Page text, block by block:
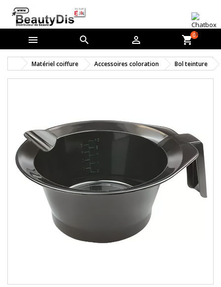
   shopping_cart0
Matériel coiffure Accessoires coloration Bol teinture